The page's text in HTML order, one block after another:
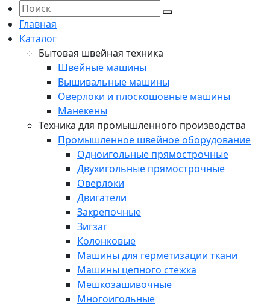
Главная
Каталог
Бытовая швейная техника
Швейные машины
Вышивальные машины
Оверлоки и плоскошовные машины
Манекены
Техника для промышленного производства
Промышленное швейное оборудование
Одноигольные прямострочные
Двухигольные прямострочные
Оверлоки
Двигатели
Закрепочные
Зигзаг
Колонковые
Машины для герметизации ткани
Машины цепного стежка
Мешкозашивочные
Многоигольные